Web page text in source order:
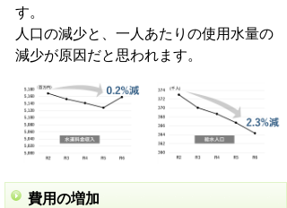
す。
人口の減少と、一人あたりの使用水量の
減少が原因だと思われます。
費用の増加